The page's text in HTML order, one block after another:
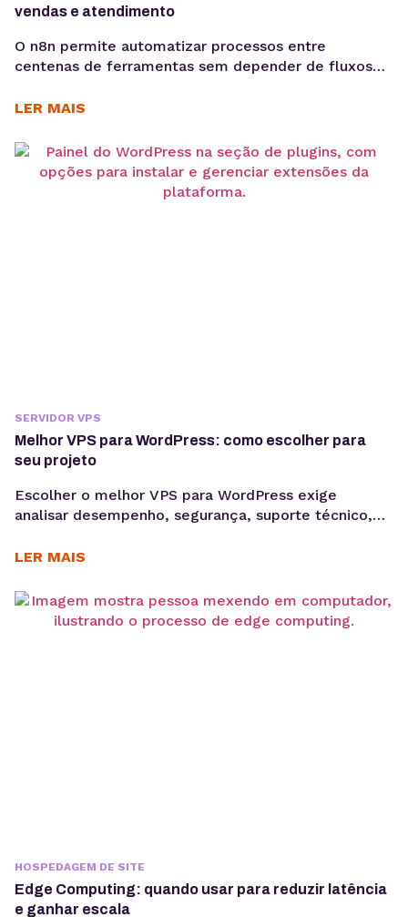
vendas e atendimento
O n8n permite automatizar processos entre
centenas de ferramentas sem depender de fluxos
marketing, vendas, atendimento e desenvolvimento.
rotina de empresas que precisam aumentar a
eficiência operacional, reduzir erros manuais e
integrar sistemas que não se comunicam
LER MAIS
SERVIDOR VPS
Melhor VPS para WordPress: como escolher para
seu projeto
Escolher o melhor VPS para WordPress exige
analisar desempenho, segurança, suporte técnico,
custos para manter projetos profissionais estáveis,
projeto WordPress cresce, a hospedagem
compartilhada pode deixar de acompanhar a
LER MAIS
HOSPEDAGEM DE SITE
Edge Computing: quando usar para reduzir latência
e ganhar escala